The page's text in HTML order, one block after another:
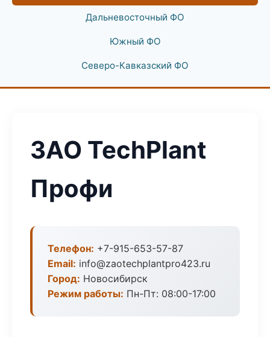
Дальневосточный ФО
Южный ФО
Северо-Кавказский ФО
ЗАО TechPlant
Профи
Телефон: +7-915-653-57-87
Email: info@zaotechplantpro423.ru
Город: Новосибирск
Режим работы: Пн-Пт: 08:00-17:00